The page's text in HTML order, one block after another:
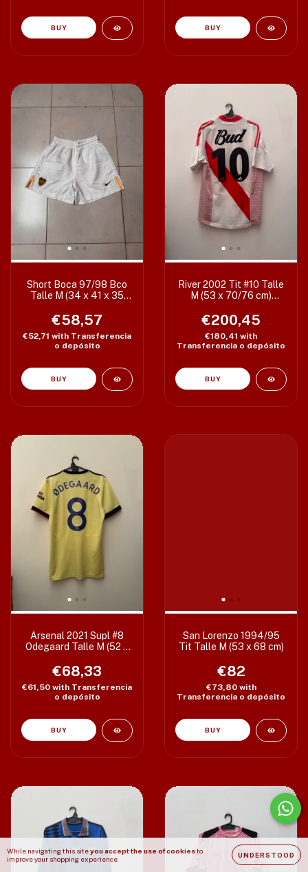
While navigating this siteyou accept the use of cookiesto
improve your shopping experience.
UNDERSTOOD
Short Boca 97/98 Bco
Talle M (34 x 41 x 35
€58,57
€52,71 with Transferencia
o depósito
River 2002 Tit #10 Talle
M (53 x 70/76 cm)
Rareza
€200,45
€180,41 with
Transferencia o depósito
Arsenal 2021 Supl #8
Odegaard Talle M (52 x
€68,33
€61,50 with Transferencia
o depósito
San Lorenzo 1994/95
Tit Talle M (53 x 68 cm)
€82
€73,80 with
Transferencia o depósito